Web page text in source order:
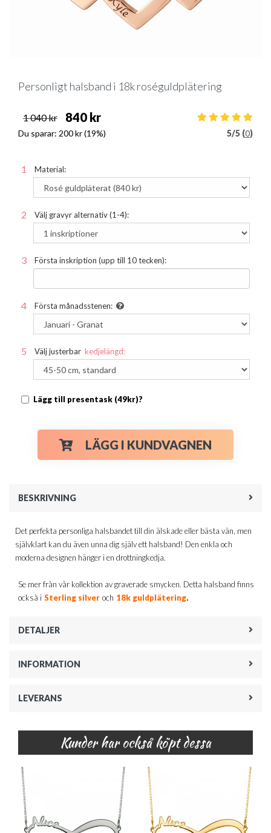
Personligt halsband i 18k roséguldplätering
1 040 kr 840 kr
Du sparar: 200 kr(19%) 5/5 (0)
Material:
Välj gravyr alternativ (1-4):
Första inskription (upp till 10 tecken):
Första månadsstenen:
Välj justerbar kedjelängd:
Lägg till presentask (49kr)?
LÄGG I KUNDVAGNEN
BESKRIVNING
Det perfekta personliga halsbandet till din älskade eller bästa vän, men
självklart kan du även unna dig själv ett halsband! Den enkla och
moderna designen hänger i en drottningkedja.
Se mer från vår kollektion av graverade smycken. Detta halsband finns
också i Sterling silver och 18k guldplätering.
DETALJER
INFORMATION
LEVERANS
Kunder har också köpt dessa